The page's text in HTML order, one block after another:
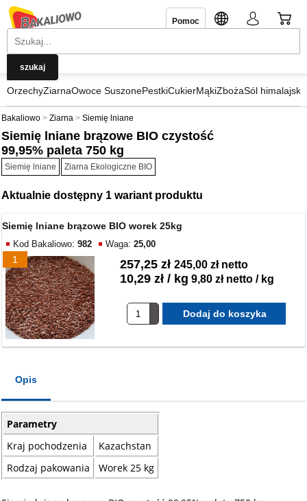
Pomoc
OrzechyZiarnaOwoce SuszonePestkiCukierMąkiZbożaSól himalajska
Bakaliowo Ziarna Siemię lniane
Siemię lniane brązowe BIO czystość
99,95% paleta 750 kg
Siemię lniane Ziarna Ekologiczne BIO
Aktualnie dostępny 1 wariant produktu
1
Siemię lniane brązowe BIO worek 25kg
Kod Bakaliowo:982 Waga:25,00
257,25 zł 245,00 zł netto
10,29 zł / kg 9,80 zł netto / kg
Opis
Parametry
Kraj pochodzenia
Kazachstan
Rodzaj pakowania
Worek 25 kg